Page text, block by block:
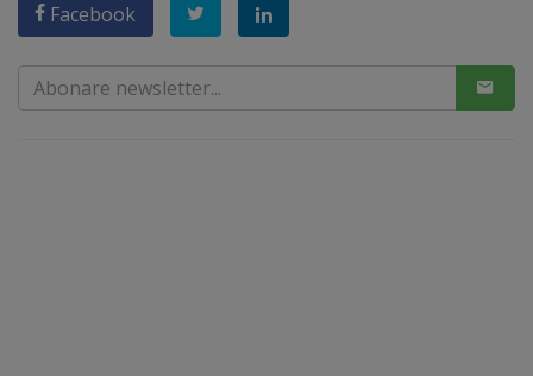
Facebook